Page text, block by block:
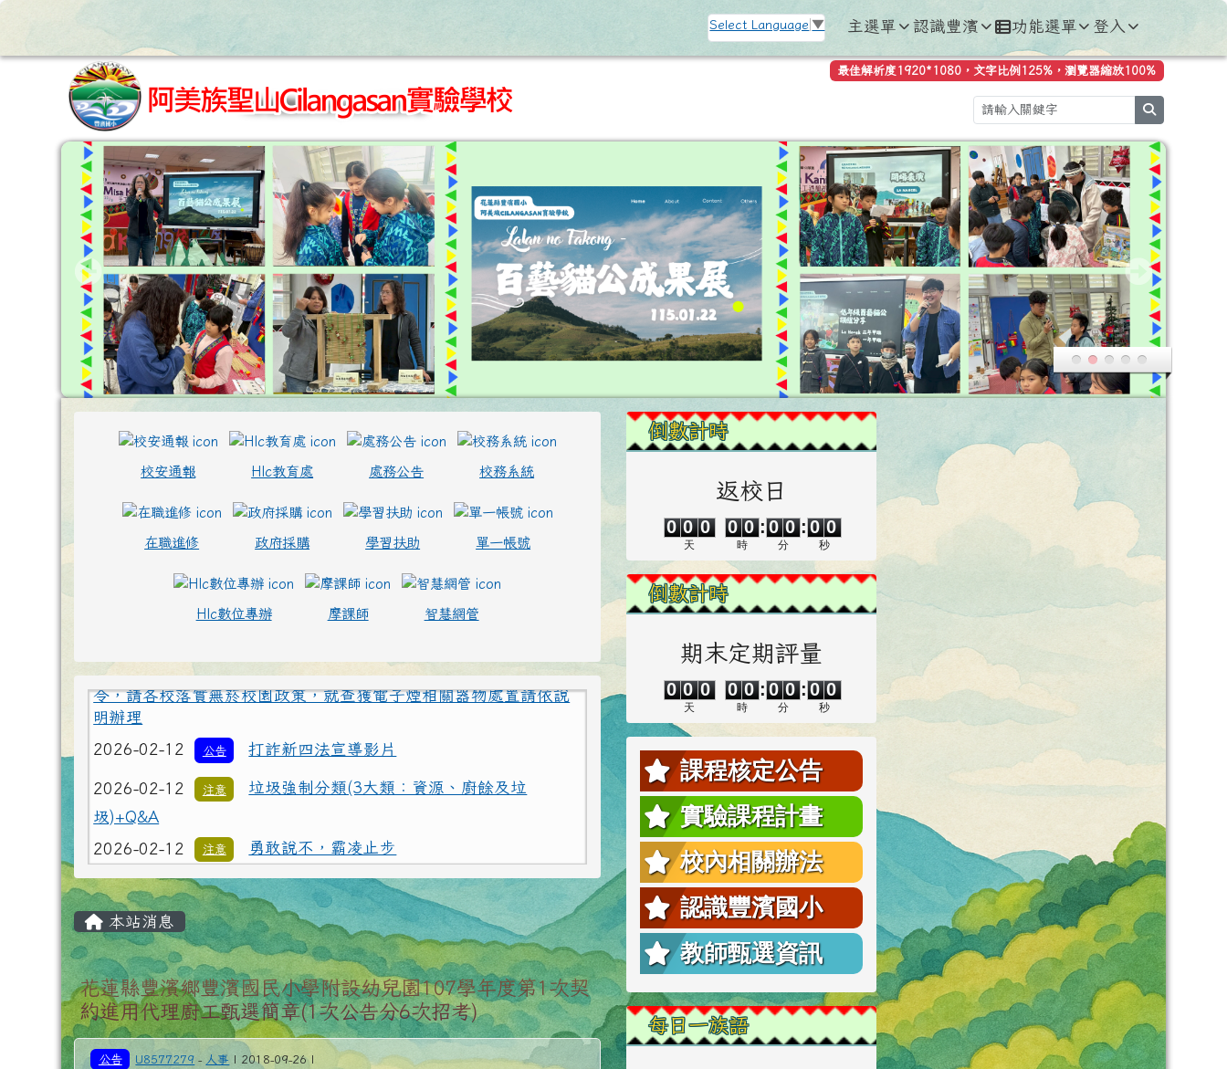
花蓮縣立豐濱國小全球資訊網 Select Language ▼ 主選單 認識豐濱 功能選單 登入
最佳解析度1920*1080，文字比例125%，瀏覽器縮放100%
上中區域內容
校安通報 Hlc教育處 處務公告 校務系統
在職進修 政府採購 學習扶助 單一帳號
Hlc數位專辦 摩課師 智慧網管
2026-02-12
圾)+Q&A
2026-02-12 注意 勇敢說不，霸凌止步
2026-02-12
2026-02-12 重要
為避免學生遭受菸品、電子煙危害或誤觸法
令，請各校落實無菸校園政策，就查獲電子煙相關器物處置請依說
明辦理
2026-02-12 公告 打詐新四法宣導影片
2026-02-12 注意
垃圾強制分類(3大類：資源、廚餘及垃
圾)+Q&A
2026-02-12 注意 勇敢說不，霸凌止步
主內容區域
本站消息
花蓮縣豐濱鄉豐濱國民小學附設幼兒園107學年度第1次契
約進用代理廚工甄選簡章(1次公告分6次招考)
公告 U8577279 - 人事 | 2018-09-26 |
左邊區域內容
倒數計時
返校日
0 0 0
天
0
0
0
0
時
:
0
0 0
分
: 0 0
秒
倒數計時
期末定期評量
0
0
0
0
0
天
0
0
0
0
時
:
0
0
0
0
分
:
0
0 0
秒
課程核定公告
實驗課程計畫
校內相關辦法
認識豐濱國小
教師甄選資訊
每日一族語
頁尾區域